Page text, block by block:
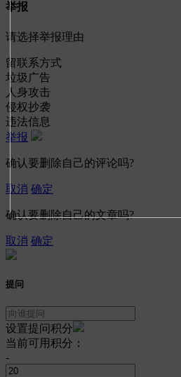
举报
请选择举报理由
留联系方式
垃圾广告
人身攻击
侵权抄袭
违法信息
举报
确认要删除自己的评论吗?
取消 确定
确认要删除自己的文章吗?
取消 确定
提问
设置提问积分
当前可用积分：
-